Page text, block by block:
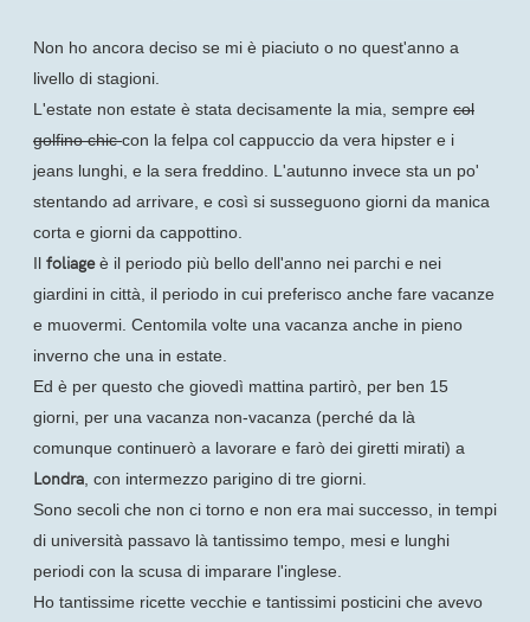
Non ho ancora deciso se mi è piaciuto o no quest'anno a
livello di stagioni.
L'estate non estate è stata decisamente la mia, sempre col
golfino chiccon la felpa col cappuccio da vera hipster e i
jeans lunghi, e la sera freddino. L'autunno invece sta un po'
stentando ad arrivare, e così si susseguono giorni da manica
corta e giorni da cappottino.
Il foliageè il periodo più bello dell'anno nei parchi e nei
giardini in città, il periodo in cui preferisco anche fare vacanze
e muovermi. Centomila volte una vacanza anche in pieno
inverno che una in estate.
Ed è per questo che giovedì mattina partirò, per ben 15
giorni, per una vacanza non-vacanza (perché da là
comunque continuerò a lavorare e farò dei giretti mirati) a
Londra, con intermezzo parigino di tre giorni.
Sono secoli che non ci torno e non era mai successo, in tempi
di università passavo là tantissimo tempo, mesi e lunghi
periodi con la scusa di imparare l'inglese.
Ho tantissime ricette vecchie e tantissimi posticini che avevo